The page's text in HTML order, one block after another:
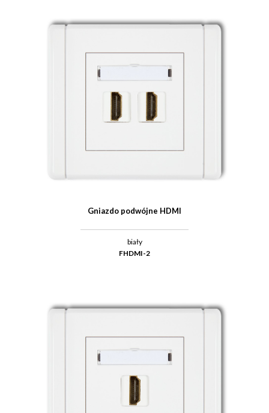
Gniazdo podwójne HDMI
biały
FHDMI-2